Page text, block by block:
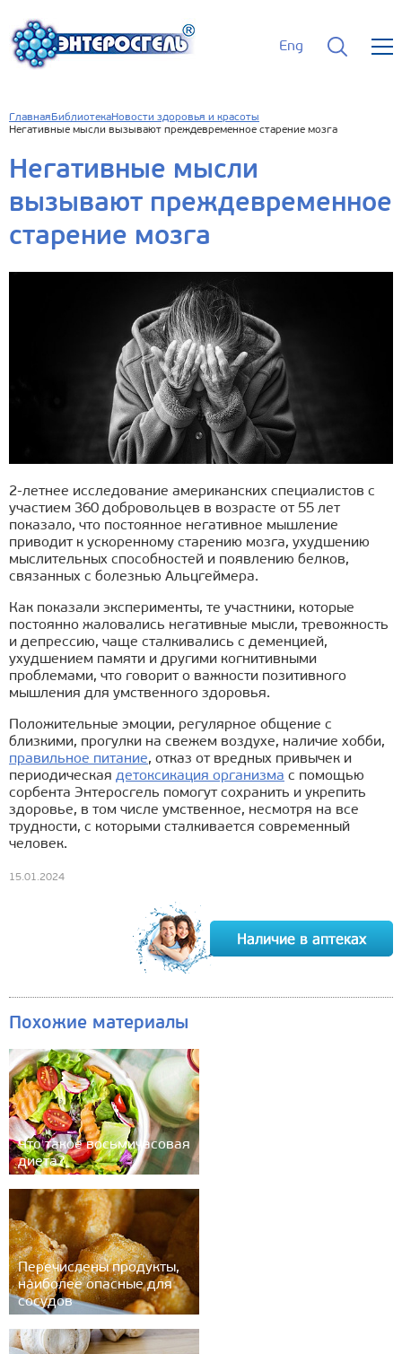
Eng
Главная БиблиотекаНовости здоровья и красоты
Негативные мысли вызывают преждевременное старение мозга
Негативные мысли
вызывают преждевременное
старение мозга
2-летнее исследование американских специалистов с
участием 360 добровольцев в возрасте от 55 лет
показало, что постоянное негативное мышление
приводит к ускоренному старению мозга, ухудшению
мыслительных способностей и появлению белков,
связанных с болезнью Альцгеймера.
Как показали эксперименты, те участники, которые
постоянно жаловались негативные мысли, тревожность
и депрессию, чаще сталкивались с деменцией,
ухудшением памяти и другими когнитивными
проблемами, что говорит о важности позитивного
мышления для умственного здоровья.
Положительные эмоции, регулярное общение с
близкими, прогулки на свежем воздухе, наличие хобби,
правильное питание, отказ от вредных привычек и
периодическая детоксикация организма с помощью
сорбента Энтеросгель помогут сохранить и укрепить
здоровье, в том числе умственное, несмотря на все
трудности, с которыми сталкивается современный
человек.
15.01.2024
Похожие материалы
Что такое восьмичасовая
диета?
Перечислены продукты,
наиболее опасные для
сосудов